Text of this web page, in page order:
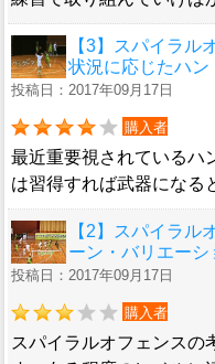
【3】スパイラル
状況に応じたハン
投稿日：2017年09月17日
購入者
最近重要視されているハ
は習得すれば武器になる
【2】スパイラル
ーン・バリエーシ
投稿日：2017年09月17日
購入者
スパイラルオフェンスの